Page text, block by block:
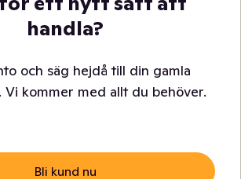
handla?
och säg hejdå till din gamla
Vi kommer med allt du behöver.
Bli kund nu